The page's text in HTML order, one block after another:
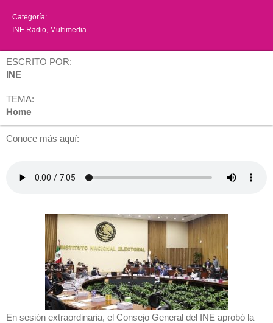
Categoría:
INE Radio Multimedia
ESCRITO POR:
INE
TEMA:
Home
Conoce más aquí:
En sesión extraordinaria, el Consejo General del INE aprobó la